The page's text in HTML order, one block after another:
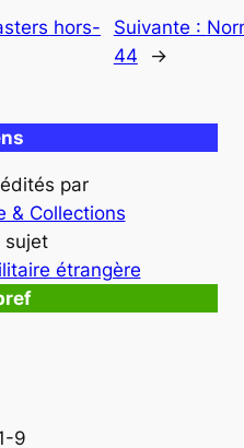
hors-
Suivante :
44
→
par
& Collections
sujet
étrangère
9